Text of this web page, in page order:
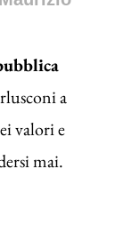
a
valori e
mai.